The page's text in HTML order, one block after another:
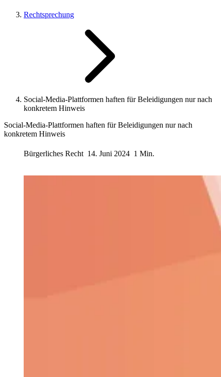
Rechtsprechung
Social-Media-Plattformen haften für Beleidigungen nur nach
konkretem Hinweis
Social-Media-Plattformen haften für Beleidigungen nur nach
konkretem Hinweis
Bürgerliches Recht 14. Juni 2024 1 Min.